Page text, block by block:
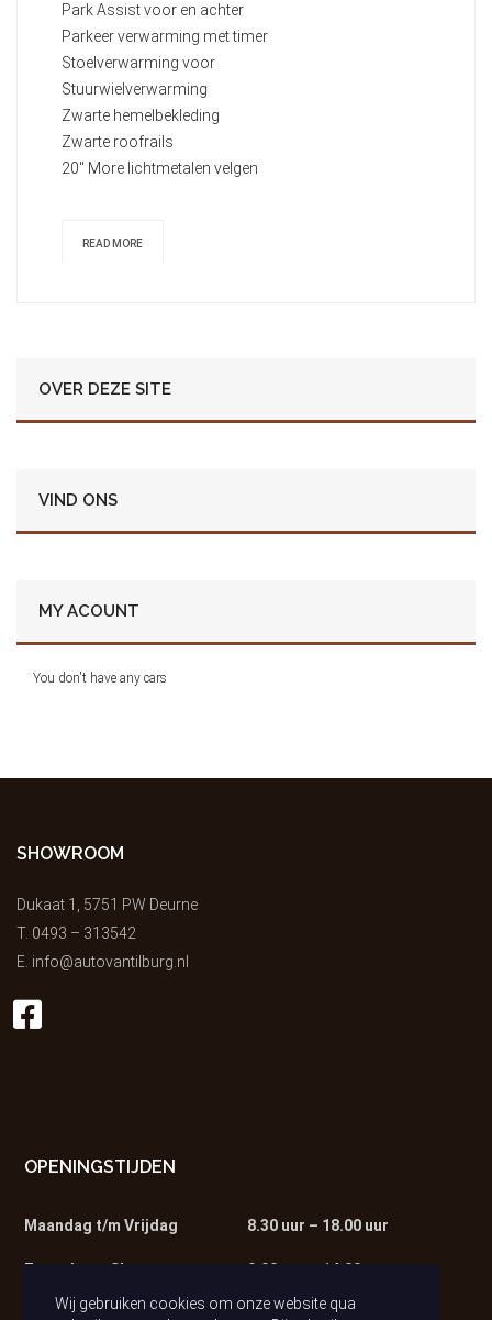
Park Assist voor en achter
Parkeer verwarming met timer
Stoelverwarming voor
Stuurwielverwarming
Zwarte hemelbekleding
Zwarte roofrails
20" More lichtmetalen velgen
READ MORE
OVER DEZE SITE
VIND ONS
MY ACOUNT
You don't have any cars
SHOWROOM
Dukaat 1, 5751 PW Deurne
T. 0493 – 313542
E. info@autovantilburg.nl
OPENINGSTIJDEN
Maandag t/m Vrijdag 8.30 uur – 18.00 uur
Zaterdag – Showroom 9.00 uur – 14.00 uur
Zaterdag – Werkplaats 9.00 uur – 13.00 uur
Wij gebruiken cookies om onze website qua